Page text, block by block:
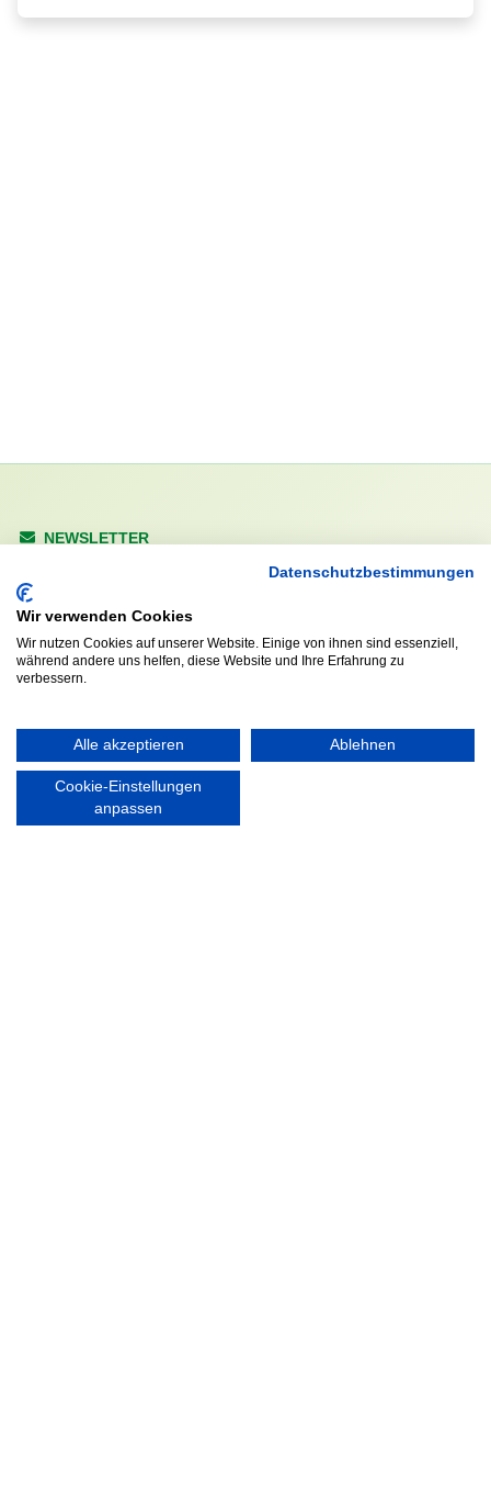
Datenschutzbestimmungen
Wir verwenden Cookies
Wir nutzen Cookies auf unserer Website. Einige von ihnen sind essenziell,
während andere uns helfen, diese Website und Ihre Erfahrung zu
verbessern.
Alle akzeptieren Ablehnen
Cookie-Einstellungen
anpassen
NEWSLETTER
KONTAKT
Walddörfer Sportverein
Halenreie 32-34
22359 Hamburg
ÖFFNUNGS- UND
SERVICEZEITEN: